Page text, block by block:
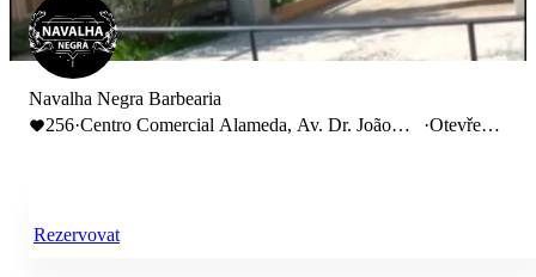
Navalha Negra Barbearia
256·Centro Comercial Alameda, Av. Dr. João
·Otevřeno
Rezervovat